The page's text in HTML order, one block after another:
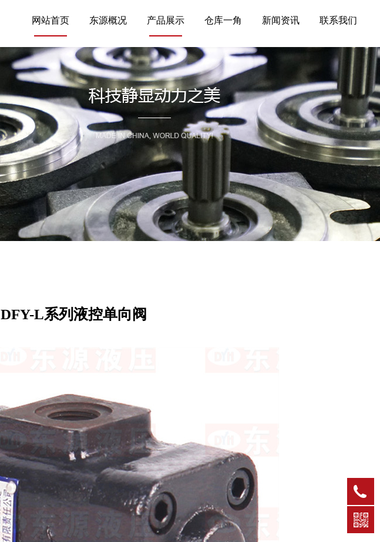
网站首页 东源概况 产品展示 仓库一角 新闻资讯 联系我们
DFY-L系列液控单向阀